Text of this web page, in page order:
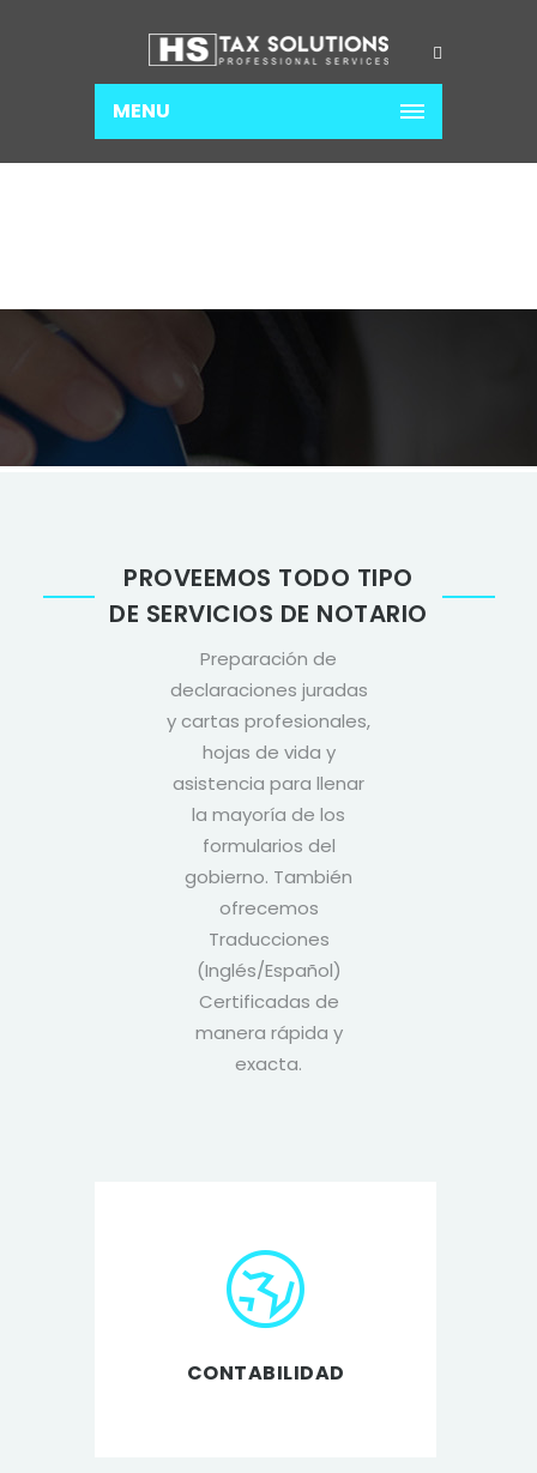
MENU
PROVEEMOS TODO TIPO
DE SERVICIOS DE NOTARIO
Preparación de
declaraciones juradas
y cartas profesionales,
hojas de vida y
asistencia para llenar
la mayoría de los
formularios del
gobierno. También
ofrecemos
Traducciones
(Inglés/Español)
Certificadas de
manera rápida y
exacta.
CONTABILIDAD